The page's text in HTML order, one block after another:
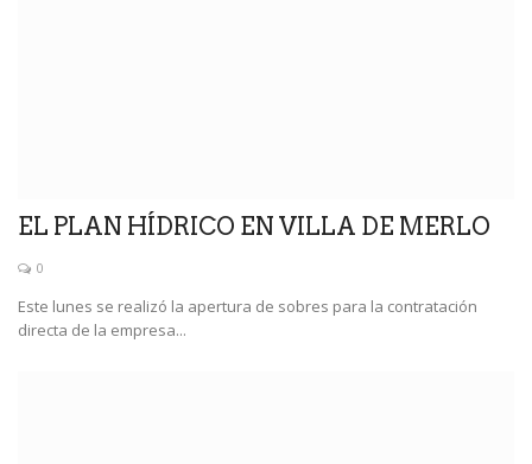
EL PLAN HÍDRICO EN VILLA DE MERLO
0
Este lunes se realizó la apertura de sobres para la contratación
directa de la empresa...